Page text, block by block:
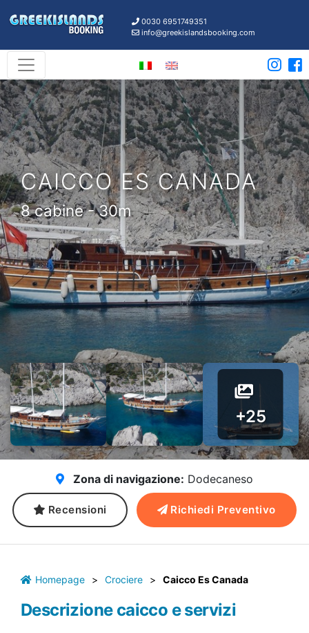
0030 6951749351
info@greekislandsbooking.com
CAICCO ES CANADA
8 cabine - 30m
+25
Zona di navigazione: Dodecaneso
Recensioni Richiedi Preventivo
Homepage > Crociere > Caicco Es Canada
Descrizione caicco e servizi